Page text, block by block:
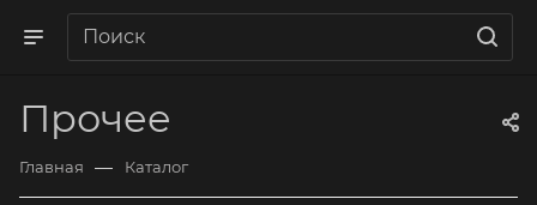
Прочее
Главная — Каталог